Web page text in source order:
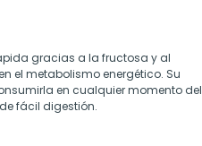
gracias a la fructosa y al
el metabolismo energético. Su
en cualquier momento del
fácil digestión.